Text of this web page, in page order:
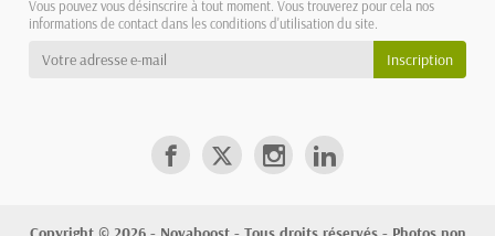
Vous pouvez vous désinscrire à tout moment. Vous trouverez pour cela nos
informations de contact dans les conditions d'utilisation du site.